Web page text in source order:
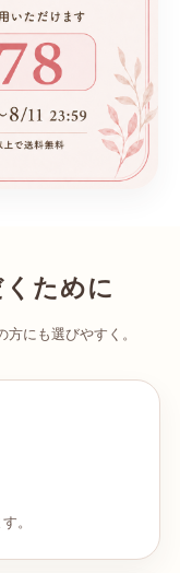
ために
にも選びやすく。
。